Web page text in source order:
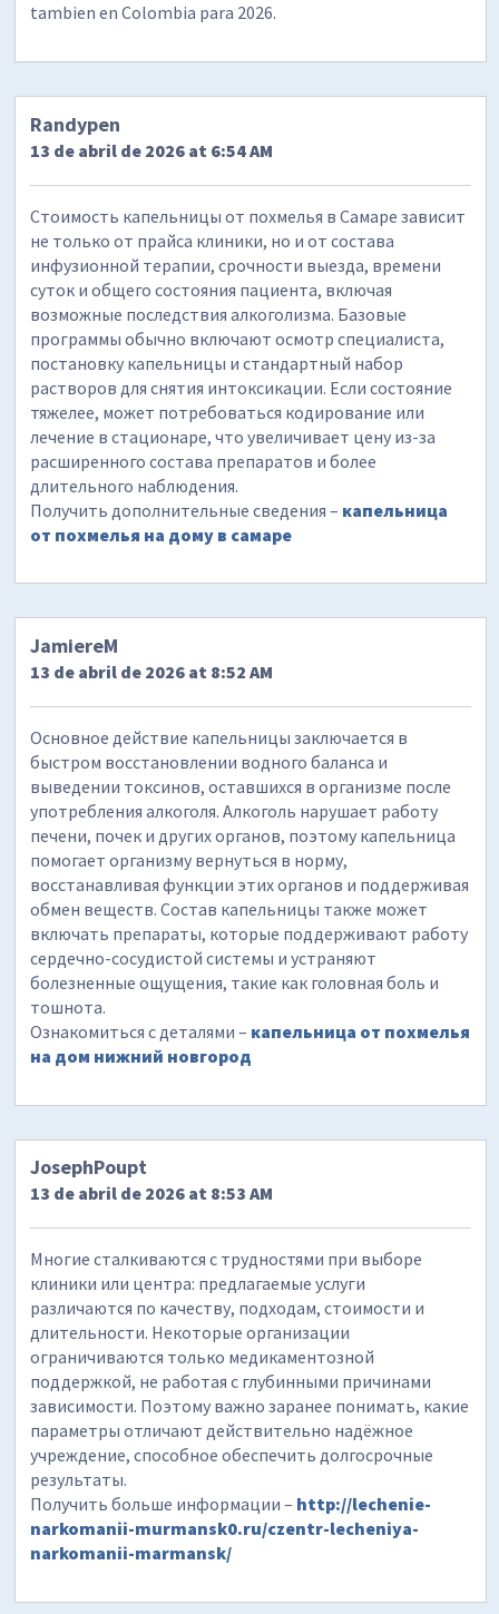
tambien en Colombia para 2026.
Randypen
13 de abril de 2026 at 6:54 AM
Стоимость капельницы от похмелья в Самаре зависит
не только от прайса клиники, но и от состава
инфузионной терапии, срочности выезда, времени
суток и общего состояния пациента, включая
возможные последствия алкоголизма. Базовые
программы обычно включают осмотр специалиста,
постановку капельницы и стандартный набор
растворов для снятия интоксикации. Если состояние
тяжелее, может потребоваться кодирование или
лечение в стационаре, что увеличивает цену из-за
расширенного состава препаратов и более
длительного наблюдения.
Получить дополнительные сведения – капельница
от похмелья на дому в самаре
JamiereM
13 de abril de 2026 at 8:52 AM
Основное действие капельницы заключается в
быстром восстановлении водного баланса и
выведении токсинов, оставшихся в организме после
употребления алкоголя. Алкоголь нарушает работу
печени, почек и других органов, поэтому капельница
помогает организму вернуться в норму,
восстанавливая функции этих органов и поддерживая
обмен веществ. Состав капельницы также может
включать препараты, которые поддерживают работу
сердечно-сосудистой системы и устраняют
болезненные ощущения, такие как головная боль и
тошнота.
Ознакомиться с деталями – капельница от похмелья
на дом нижний новгород
JosephPoupt
13 de abril de 2026 at 8:53 AM
Многие сталкиваются с трудностями при выборе
клиники или центра: предлагаемые услуги
различаются по качеству, подходам, стоимости и
длительности. Некоторые организации
ограничиваются только медикаментозной
поддержкой, не работая с глубинными причинами
зависимости. Поэтому важно заранее понимать, какие
параметры отличают действительно надёжное
учреждение, способное обеспечить долгосрочные
результаты.
Получить больше информации – http://lechenie-
narkomanii-murmansk0.ru/czentr-lecheniya-
narkomanii-marmansk/